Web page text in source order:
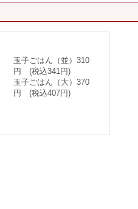
玉子ごはん（並）310
円 (税込341円)
玉子ごはん（大）370
円 (税込407円)